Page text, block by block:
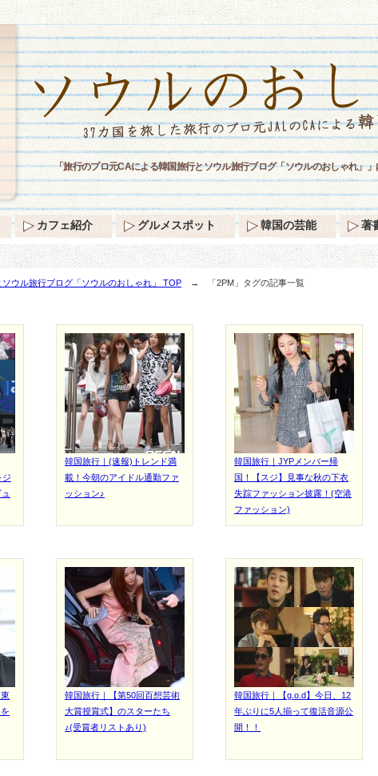
ウル旅行ブログ「ソウルのおしゃれ」 TOP → 「2PM」タグの記事一覧
ジ
韓国旅行｜(速報)トレンド満
載！今朝のアイドル通勤ファ
ッション♪
韓国旅行｜JYPメンバー帰
国！【スジ】見事な秋の下衣
失踪ファッション披露！(空港
ファッション)
韓国旅行｜【第50回百想芸術
大賞授賞式】のスターたち
♪(受賞者リストあり)
韓国旅行｜【g.o.d】今日、12
年ぶりに5人揃って復活音源公
開！！
「旅行のプロ元CAによる韓国旅行とソウル旅行ブログ「ソウルのおしゃれ」
カフェ紹介 グルメスポット 韓国の芸能 著